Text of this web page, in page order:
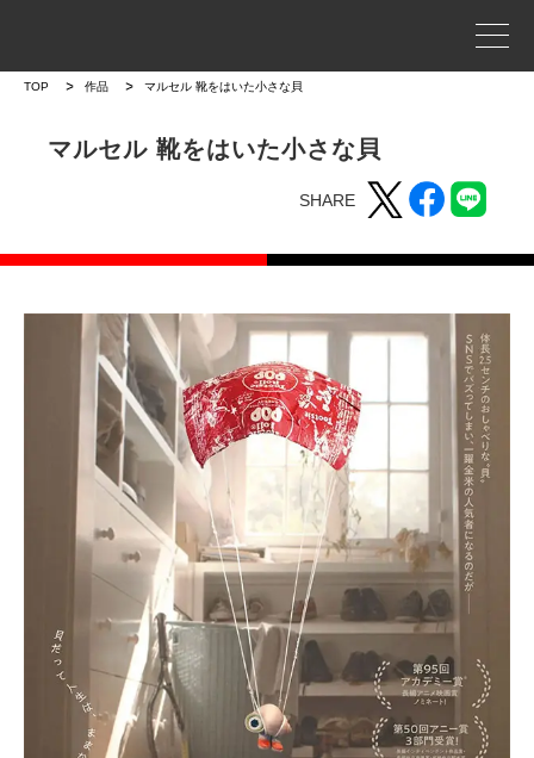
TOP 作品 マルセル 靴をはいた小さな貝
マルセル 靴をはいた小さな貝
SHARE
事業案内
プロジェクトストーリー
作品トップ
ラインナップ
ニュース一覧
お問い合わせ
JP/EN